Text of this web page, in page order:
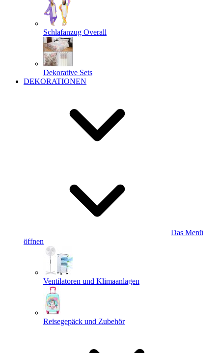
Schlafanzug Overall
Dekorative Sets
DEKORATIONEN
Das Menü
öffnen
Ventilatoren und Klimaanlagen
Reisegepäck und Zubehör